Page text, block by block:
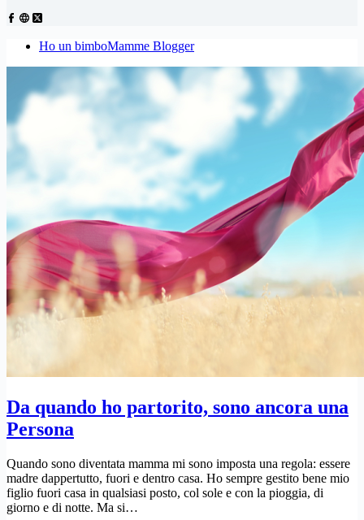
Ho un bimboMamme Blogger
Da quando ho partorito, sono ancora una
Persona
Quando sono diventata mamma mi sono imposta una regola: essere
madre dappertutto, fuori e dentro casa. Ho sempre gestito bene mio
figlio fuori casa in qualsiasi posto, col sole e con la pioggia, di
giorno e di notte. Ma si…